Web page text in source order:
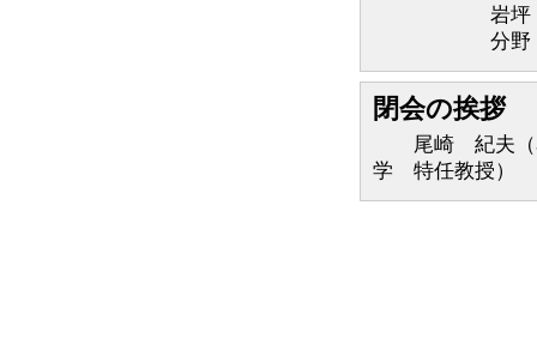
岩
分
閉会の挨拶
尾崎 紀夫（名
学 特任教授）